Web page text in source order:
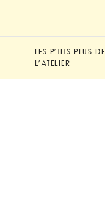
LES P'TITS PLUS DE
L'ATELIER